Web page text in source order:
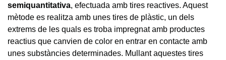
semiquantitativa, efectuada amb tires reactives. Aquest
mètode es realitza amb unes tires de plàstic, un dels
extrems de les quals es troba impregnat amb productes
reactius que canvien de color en entrar en contacte amb
unes substàncies determinades. Mullant aquestes tires